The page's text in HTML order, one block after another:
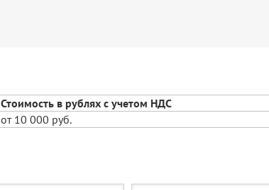
Стоимость в рублях с учетом НДС
от 10 000 руб.